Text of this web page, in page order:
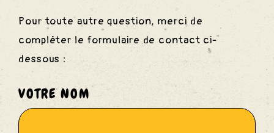
Pour toute autre question, merci de
compléter le formulaire de contact ci-
dessous :
VOTRE NOM